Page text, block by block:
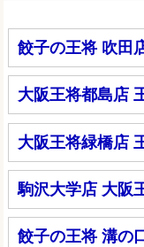
餃子の王将 吹田
大阪王将都島店
大阪王将緑橋店
駒沢大学店 大阪
餃子の王将 溝の